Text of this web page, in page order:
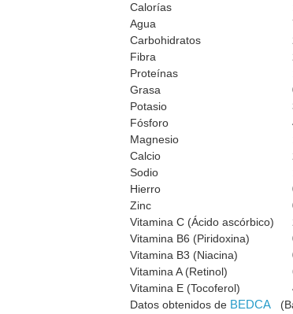
Calorías
Agua
Carbohidratos
Fibra
Proteínas
Grasa
Potasio
Fósforo
Magnesio
Calcio
Sodio
Hierro
Zinc
Vitamina C (Ácido ascórbico)
Vitamina B6 (Piridoxina)
Vitamina B3 (Niacina)
Vitamina A (Retinol)
Vitamina E (Tocoferol)
Datos obtenidos de BEDCA